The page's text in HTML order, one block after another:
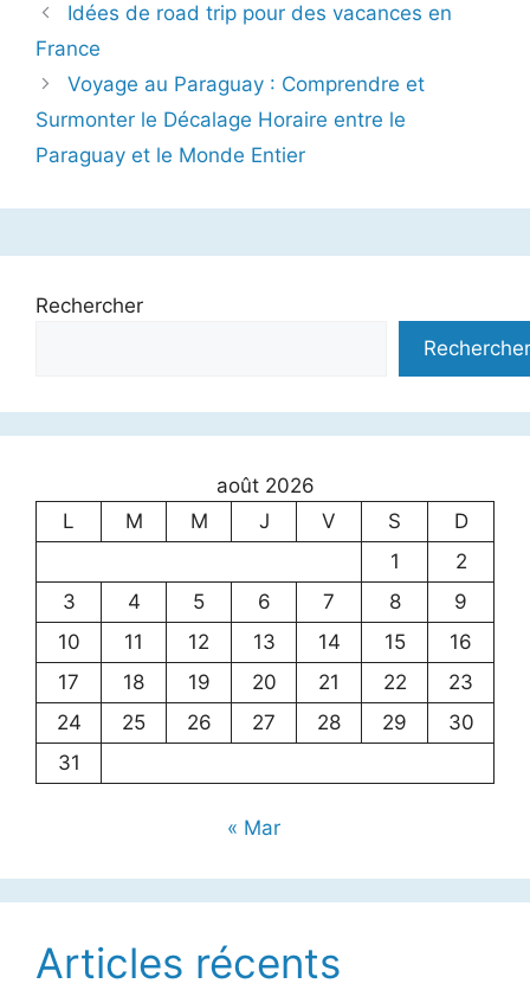
Idées de road trip pour des vacances en
France
Voyage au Paraguay : Comprendre et
Surmonter le Décalage Horaire entre le
Paraguay et le Monde Entier
Rechercher
Rechercher
août 2026
L
M M J V S
D
1
2
3
4 5 6 7 8
9
10
11 12 13 14 15
16
17
18 19 20 21 22
23
24
25 26 27 28 29
30
31
« Mar
Articles récents